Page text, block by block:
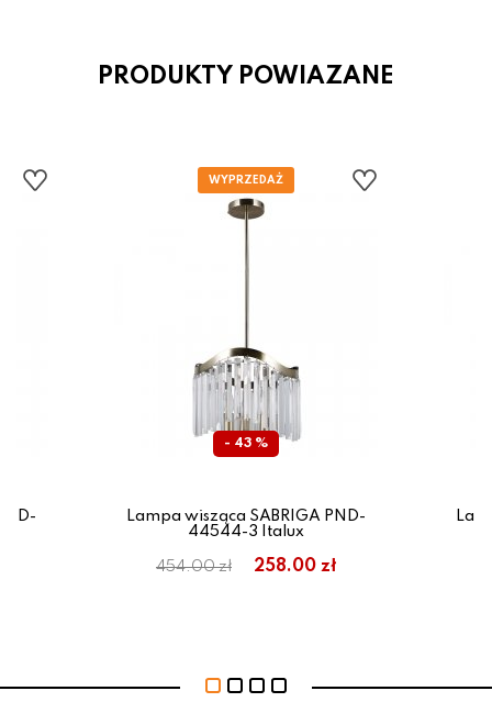
PRODUKTY POWIAZANE
- 43 %
Lampa wisząca SABRIGA PND-
44544-3 Italux
454.00 zł 258.00 zł